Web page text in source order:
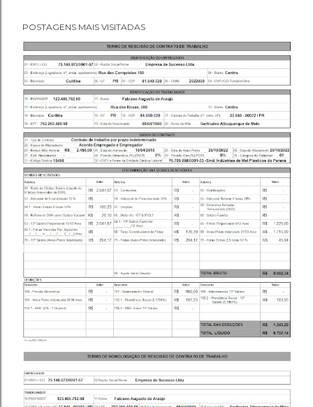
POSTAGENS MAIS VISITADAS